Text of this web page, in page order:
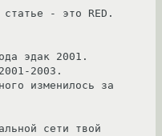
- это RED.
эдак 2001.
2003.
изменилось за
сети твой